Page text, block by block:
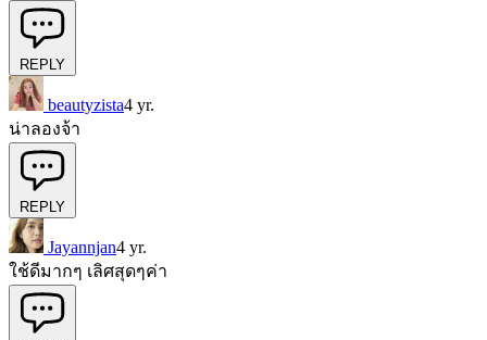
REPLY
beautyzista4 yr.
น่าลองจ้า
REPLY
Jayannjan4 yr.
ใช้ดีมากๆ เลิศสุดๆค่า